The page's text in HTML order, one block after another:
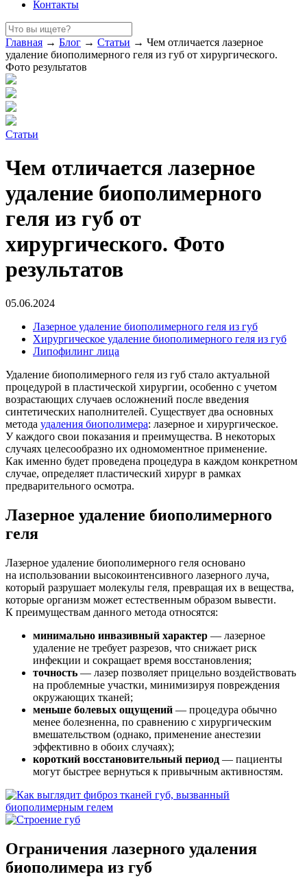
Контакты
Главная → Блог → Статьи → Чем отличается лазерное
удаление биополимерного геля из губ от хирургического.
Фото результатов
Статьи
Чем отличается лазерное
удаление биополимерного
геля из губ от
хирургического. Фото
результатов
05.06.2024
Лазерное удаление биополимерного геля из губ
Хирургическое удаление биополимерного геля из губ
Липофилинг лица
Удаление биополимерного геля из губ стало актуальной
процедурой в пластической хирургии, особенно с учетом
возрастающих случаев осложнений после введения
синтетических наполнителей. Существует два основных
метода удаления биополимера: лазерное и хирургическое.
У каждого свои показания и преимущества. В некоторых
случаях целесообразно их одномоментное применение.
Как именно будет проведена процедура в каждом конкретном
случае, определяет пластический хирург в рамках
предварительного осмотра.
Лазерное удаление биополимерного
геля
Лазерное удаление биополимерного геля основано
на использовании высокоинтенсивного лазерного луча,
который разрушает молекулы геля, превращая их в вещества,
которые организм может естественным образом вывести.
К преимуществам данного метода относятся:
минимально инвазивный характер — лазерное
удаление не требует разрезов, что снижает риск
инфекции и сокращает время восстановления;
точность — лазер позволяет прицельно воздействовать
на проблемные участки, минимизируя повреждения
окружающих тканей;
меньше болевых ощущений — процедура обычно
менее болезненна, по сравнению с хирургическим
вмешательством (однако, применение анестезии
эффективно в обоих случаях);
короткий восстановительный период — пациенты
могут быстрее вернуться к привычным активностям.
Ограничения лазерного удаления
биополимера из губ